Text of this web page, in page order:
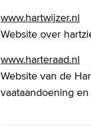
www.hartwijzer.nl
Website over
www.harteraad.nl
Website van de
vaataandoening